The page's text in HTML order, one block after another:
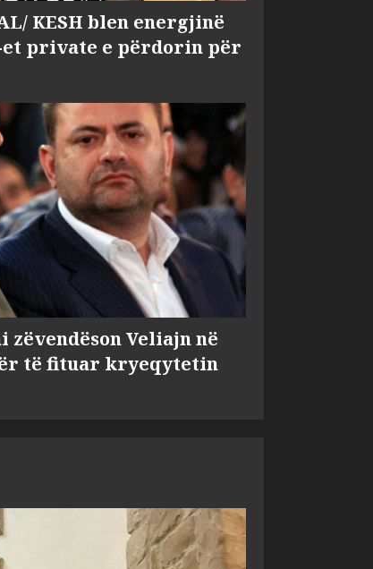
KESH blen energjinë
-et private e përdorin për
zëvendëson Veliajn në
të fituar kryeqytetin